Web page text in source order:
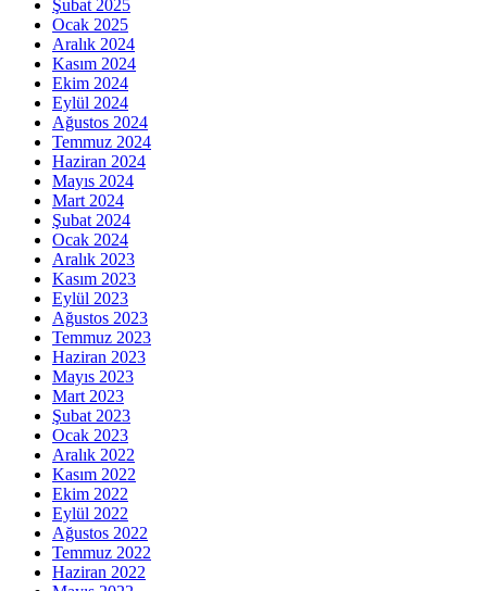
Şubat 2025
Ocak 2025
Aralık 2024
Kasım 2024
Ekim 2024
Eylül 2024
Ağustos 2024
Temmuz 2024
Haziran 2024
Mayıs 2024
Mart 2024
Şubat 2024
Ocak 2024
Aralık 2023
Kasım 2023
Eylül 2023
Ağustos 2023
Temmuz 2023
Haziran 2023
Mayıs 2023
Mart 2023
Şubat 2023
Ocak 2023
Aralık 2022
Kasım 2022
Ekim 2022
Eylül 2022
Ağustos 2022
Temmuz 2022
Haziran 2022